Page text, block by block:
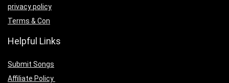
privacy policy
Terms & Con
Helpful Links
Submit Songs
Affiliate Policy